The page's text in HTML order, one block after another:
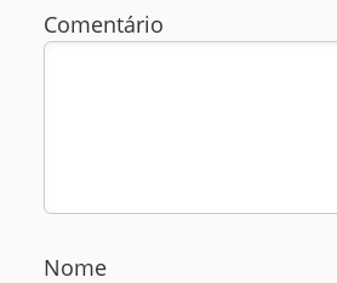
Comentário
Nome